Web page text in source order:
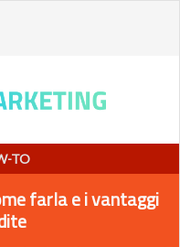
TO
farla e i vantaggi